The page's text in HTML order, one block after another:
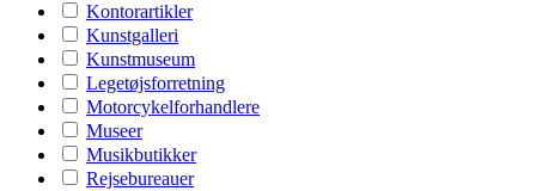
Kontorartikler
Kunstgalleri
Kunstmuseum
Legetøjsforretning
Motorcykelforhandlere
Museer
Musikbutikker
Rejsebureauer